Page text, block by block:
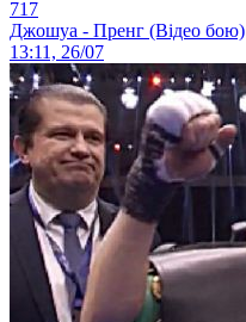
717
Джошуа - Пренг (Відео бою)
13:11, 26/07